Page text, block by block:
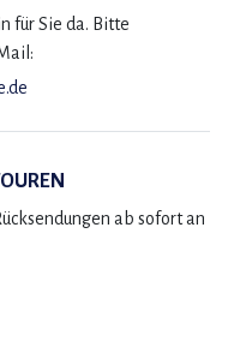
für Sie da. Bitte
ab sofort an